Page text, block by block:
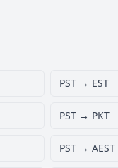
PST → EST
PST → PKT
PST → AEST